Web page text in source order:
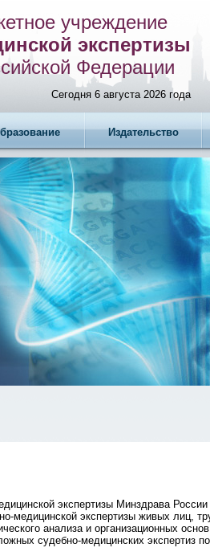
учреждение
экспертизы
Федерации
Сегодня 6 августа 2026 года
Издательство
экспертизы Минздрава
медицинской экспертизы живых лиц,
анализа и организационных
судебно-медицинских экспертиз